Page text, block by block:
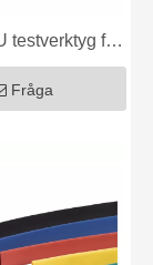
testverktyg för
C hölje
Fråga